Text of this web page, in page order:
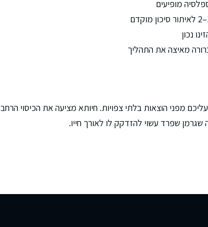
נכון
מאיצה את התהליך
מפני הוצאות בלתי צפויות. חיותא מציעה את הכיסוי הרחב
שגרמן שפרד עשוי להזדקק לו לאורך חייו.